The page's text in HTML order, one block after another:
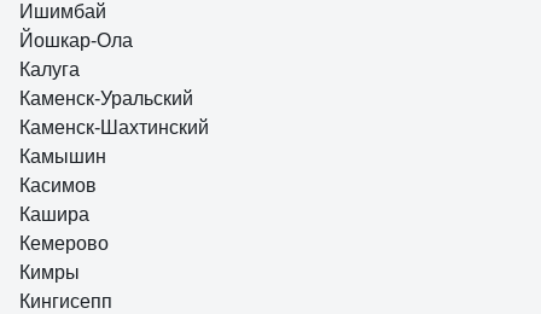
Ишимбай
Йошкар-Ола
Калуга
Каменск-Уральский
Каменск-Шахтинский
Камышин
Касимов
Кашира
Кемерово
Кимры
Кингисепп